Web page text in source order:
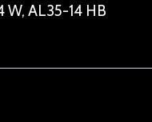
W, AL35-14 HB